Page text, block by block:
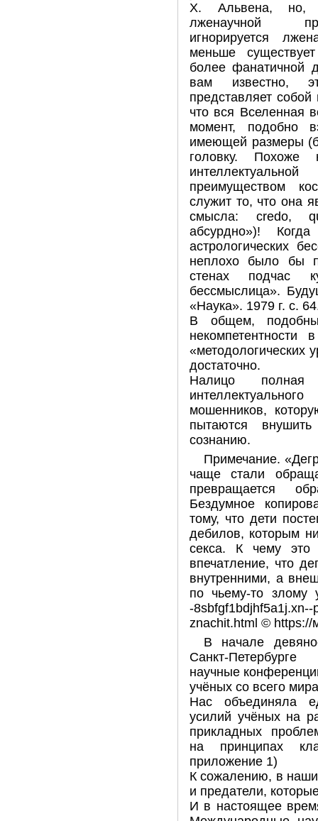
X. Альвена, но,
лженаучной
игнорируется
меньше
более фанатичной
вам известно,
представляет
что вся Вселенная
момент, подобно
имеющей размеры
головку.
преимуществом
служит то, что она
смысла: credo,
абсурдно»)!
астрологических
неплохо было бы
стенах подчас
бессмыслица».
«Наука». 1979 г. с.
В общем,
«методологических
достаточно.
Налицо
мошенников,
пытаются
сознанию.
Примечание.
чаще стали
превращается
Бездумное
тому, что дети
дебилов, которым
секса. К чему это
впечатление, что
внутренними, а
по чьему-то злому
-
znachit.html ©
В начале
Санкт-
научные
учёных со всего
Нас объединяла
усилий учёных на
прикладных
на принципах
приложение 1)
К сожалению, в
и предатели,
И в настоящее